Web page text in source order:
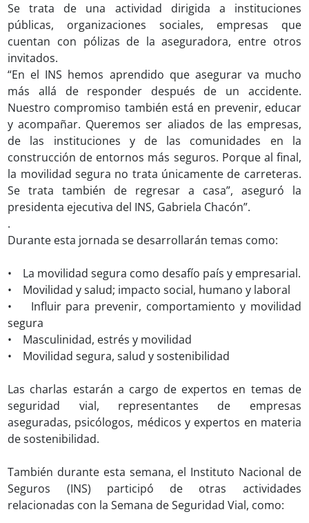
Se trata de una actividad dirigida a instituciones
públicas, organizaciones sociales, empresas que
cuentan con pólizas de la aseguradora, entre otros
invitados.
“En el INS hemos aprendido que asegurar va mucho
más allá de responder después de un accidente.
Nuestro compromiso también está en prevenir, educar
y acompañar. Queremos ser aliados de las empresas,
de las instituciones y de las comunidades en la
construcción de entornos más seguros. Porque al final,
la movilidad segura no trata únicamente de carreteras.
Se trata también de regresar a casa”, aseguró la
presidenta ejecutiva del INS, Gabriela Chacón”.
.
Durante esta jornada se desarrollarán temas como:
• La movilidad segura como desafío país y empresarial.
• Movilidad y salud; impacto social, humano y laboral
• Influir para prevenir, comportamiento y movilidad
segura
• Masculinidad, estrés y movilidad
• Movilidad segura, salud y sostenibilidad
Las charlas estarán a cargo de expertos en temas de
seguridad vial, representantes de empresas
aseguradas, psicólogos, médicos y expertos en materia
de sostenibilidad.
También durante esta semana, el Instituto Nacional de
Seguros (INS) participó de otras actividades
relacionadas con la Semana de Seguridad Vial, como: